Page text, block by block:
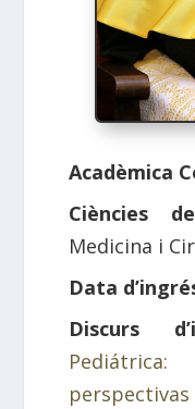
Acadèmica
Ciències
Medicina i
Data
Discurs